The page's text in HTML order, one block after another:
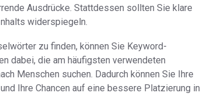
Ausdrücke. Stattdessen sollten Sie klare
widerspiegeln.
zu finden, können Sie Keyword-
dabei, die am häufigsten verwendeten
Menschen suchen. Dadurch können Sie Ihre
Ihre Chancen auf eine bessere Platzierung in